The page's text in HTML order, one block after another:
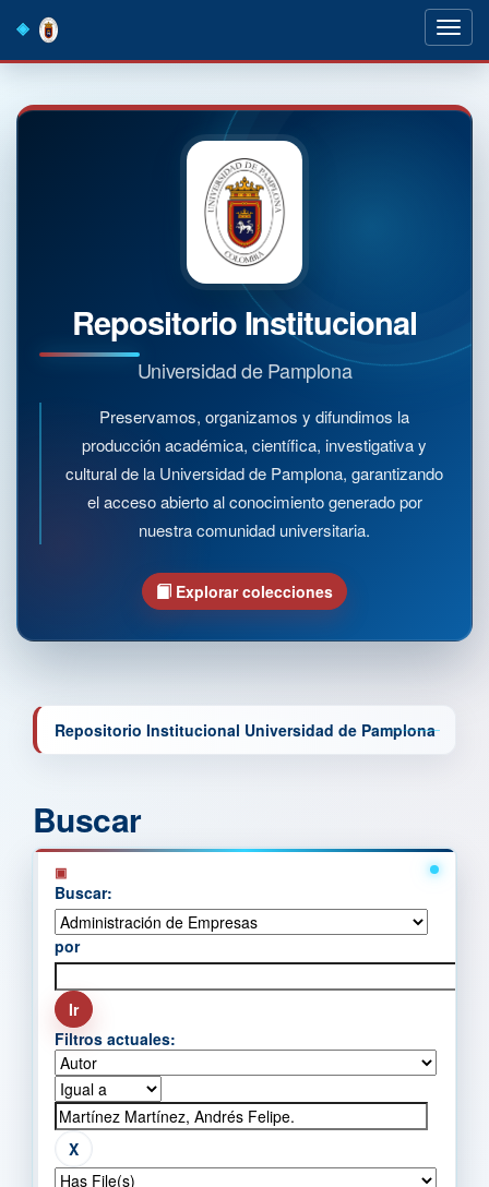
navigation
Repositorio Institucional
Universidad de Pamplona
Preservamos, organizamos y difundimos la
producción académica, científica, investigativa y
cultural de la Universidad de Pamplona, garantizando
el acceso abierto al conocimiento generado por
nuestra comunidad universitaria.
Explorar colecciones
Repositorio Institucional Universidad de Pamplona
Buscar
Buscar:
por
Filtros actuales: